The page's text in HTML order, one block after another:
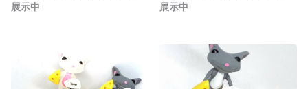
展示中
展示中